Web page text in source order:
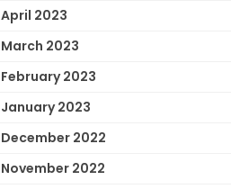
April 2023
March 2023
February 2023
January 2023
December 2022
November 2022